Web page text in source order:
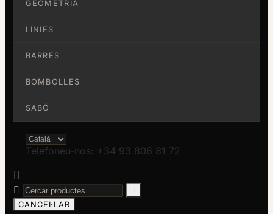
GEOMETRIA
LÍNIES
BARRES
BOMBOLLES
SABÓ
Telefoneu-nos: +34 93 806 81 72



CANCEL·LAR